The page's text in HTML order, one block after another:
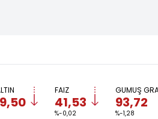
FAİZ
41,53
%-0,02
GÜMÜŞ
93,72
%-1,28